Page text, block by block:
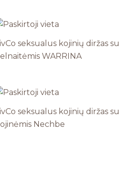
seksualus kojinių diržas su
WARRINA
seksualus kojinių diržas su
Nechbe